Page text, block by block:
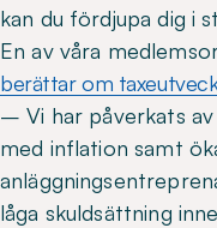
kan du fördjupa dig i
En av våra
berättar om
– Vi har påverkats
med inflation samt
låga skuldsättning